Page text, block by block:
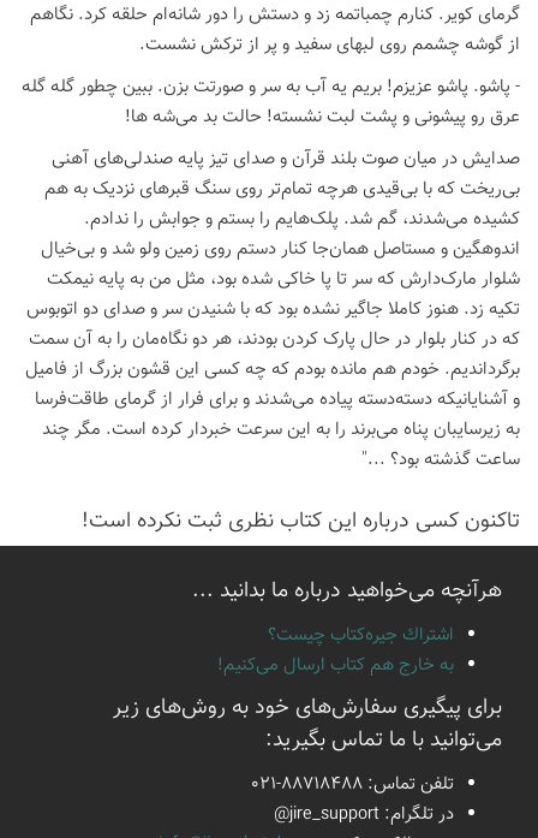
گرمای کویر. کنارم چمباتمه زد و دستش را دور شانه‌ام حلقه کرد. نگاهم
از گوشه چشمم روی لبهای سفید و پر از ترکش نشست.
- پاشو. پاشو عزیزم! بریم یه آب به سر و صورتت بزن. ببین چطور گله گله
عرق رو پیشونی و پشت لبت نشسته! حالت بد می‌شه ها!
صدایش در میان صوت بلند قرآن و صدای تیز پایه صندلی‌های آهنی
بی‌ریخت که با بی‌قیدی هرچه تمام‌تر روی سنگ قبرها‌ی نزدیک به هم
کشیده می‌شدند، گم شد. پلک‌هایم را بستم و جوابش را ندادم.
اندوهگین و مستاصل همان‌جا کنار دستم روی زمین ولو شد و بی‌خیال
شلوار مارک‌دارش که سر تا پا خاکی شده بود، مثل من به پایه نیمکت
تکیه زد. هنوز کاملا جاگیر نشده بود که با شنیدن سر و صدای دو اتوبوس
که در کنار بلوار در حال پارک کردن بودند، هر دو نگاه‌مان را به آن سمت
برگرداندیم. خودم هم مانده بودم که چه کسی این قشون بزرگ از فامیل
و آشنایانیکه دسته‌دسته پیاده می‌شدند و برای فرار از گرمای طاقت‌فرسا
به زیرسایبان پناه می‌برند را به این سرعت خبردار کرده است. مگر چند
ساعت گذشته بود؟ ..."
تاكنون كسی درباره این كتاب نظری ثبت نكرده است!
هرآنچه می‌خواهید درباره ما بدانید ...
اشتراك جيره‌كتاب چيست؟
به خارج هم كتاب ارسال می‌كنیم!
برای پیگیری سفارش‌های خود به روش‌های زیر
می‌توانید با ما تماس بگیرید:
تلفن تماس: 021-88718488
در تلگرام: @jire_support